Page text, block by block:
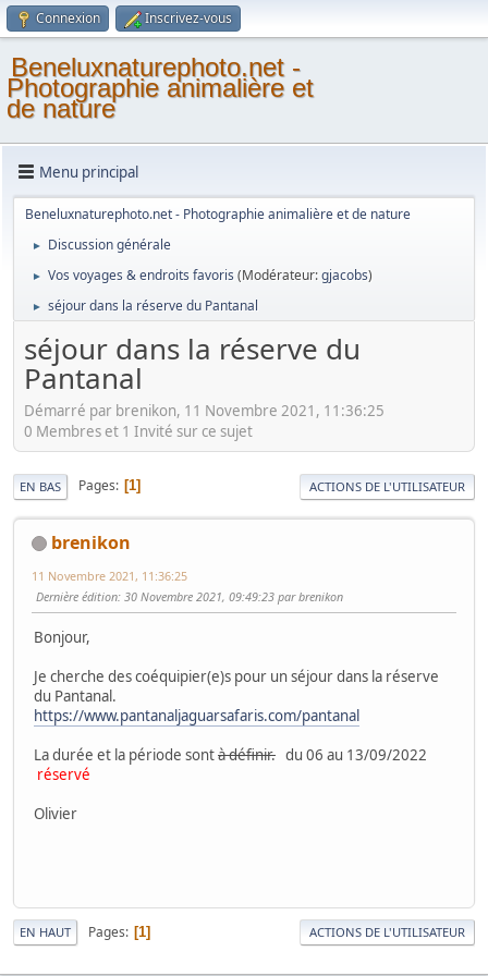
Connexion Inscrivez-vous
Beneluxnaturephoto.net -
Photographie animalière et
de nature
Menu principal
Beneluxnaturephoto.net - Photographie animalière et de nature
► Discussion générale
► Vos voyages & endroits favoris (Modérateur:gjacobs)
► séjour dans la réserve du Pantanal
séjour dans la réserve du
Pantanal
Démarré par brenikon, 11 Novembre 2021, 11:36:25
0 Membres et 1 Invité sur ce sujet
EN BAS Pages 1 ACTIONS DE L'UTILISATEUR
brenikon
11 Novembre 2021, 11:36:25
Dernière édition: 30 Novembre 2021, 09:49:23 par brenikon
Bonjour,
Je cherche des coéquipier(e)s pour un séjour dans la réserve
du Pantanal.
https://www.pantanaljaguarsafaris.com/pantanal
La durée et la période sontà définir. du 06 au 13/09/2022
réservé
Olivier
EN HAUT Pages 1 ACTIONS DE L'UTILISATEUR